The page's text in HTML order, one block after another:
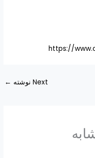
https://
Next نوشته ←